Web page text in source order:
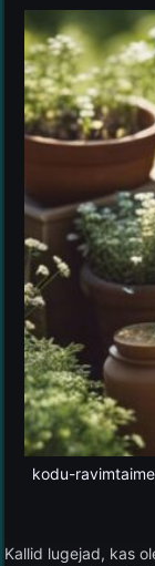
kodu-
Kallid lugejad, kas